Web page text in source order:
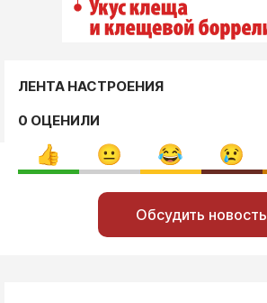
ЛЕНТА НАСТРОЕНИЯ
0 ОЦЕНИЛИ
Обсудить новость